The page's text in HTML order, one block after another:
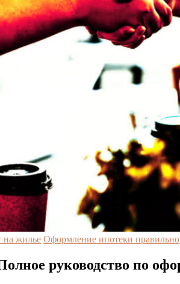
на жилье Оформление ипотеки правильно
руководство по